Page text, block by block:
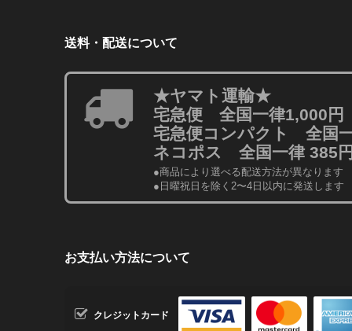
送料・配送について
★ヤマト運輸★
宅急便 全国一律1,000円
宅急便コンパクト 全国
ネコポス 全国一律 385円
●商品により選べる配送方法が異なります
●日曜祝日を除く2〜4日以内に発送します
お支払い方法について
クレジットカード